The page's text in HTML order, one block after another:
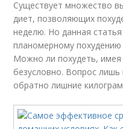
Существует множество
диет, позволяющих
неделю. Но данная
планомерному
Можно ли похудеть, имея
безусловно. Вопрос лишь
обратно лишние